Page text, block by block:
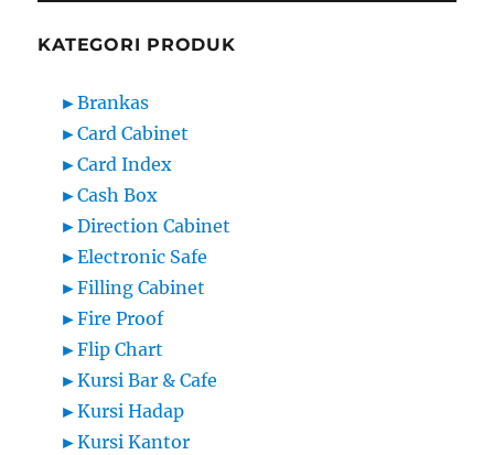
KATEGORI PRODUK
►Brankas
►Card Cabinet
►Card Index
►Cash Box
►Direction Cabinet
►Electronic Safe
►Filling Cabinet
►Fire Proof
►Flip Chart
►Kursi Bar & Cafe
►Kursi Hadap
►Kursi Kantor